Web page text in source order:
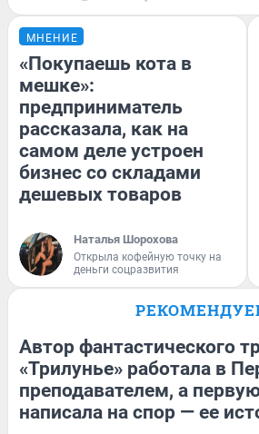
МНЕНИЕ
«Покупаешь кота в
мешке»:
предприниматель
рассказала, как на
самом деле устроен
бизнес со складами
дешевых товаров
Наталья Шорохова
Открыла кофейную точку на
деньги соцразвития
Автор фантастического
«Трилунье» работала в
преподавателем, а
написала на спор — ее